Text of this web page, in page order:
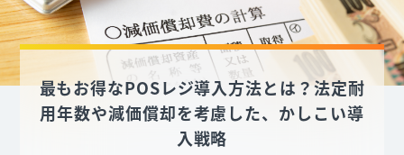
最もお得なPOSレジ導入方法とは？法定耐
用年数や減価償却を考慮した、かしこい導
入戦略